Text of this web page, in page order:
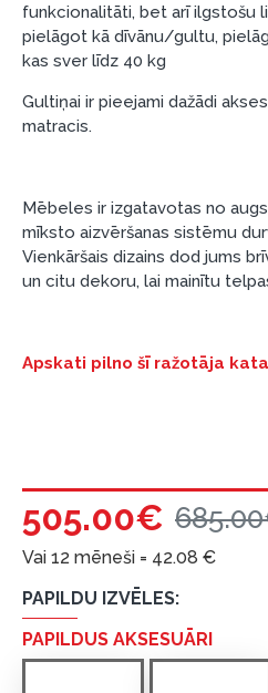
Līguma nosacījumi:
Līzinga līgumu drīkst
kura ir norādīta kredīta
Papildu informācija:
garantijas un
Finansiālā atbildība:
Aicinām aizņemties
funkcionalitāti, bet arī ilgstošu
pielāgot kā dīvānu/gultu,
kas sver līdz 40 kg
Gultiņai ir pieejami dažādi
matracis.
Mēbeles ir izgatavotas no
mīksto aizvēršanas sistēmu
Vienkāršais dizains dod jums
un citu dekoru, lai mainītu
Apskati pilno šī ražotāja
505.00€
Vai 12 mēneši = 42.08 €
PAPILDU IZVĒLES:
PAPILDUS AKSESUĀRI